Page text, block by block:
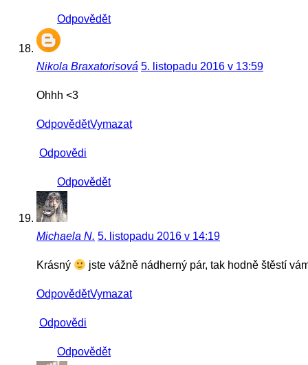
Odpovědět
Nikola Braxatorisová 5. listopadu 2016 v 13:59
Ohhh <3
OdpovědětVymazat
Odpovědi
Odpovědět
Michaela N. 5. listopadu 2016 v 14:19
Krásný jste vážně nádherný pár, tak hodně štěstí
OdpovědětVymazat
Odpovědi
Odpovědět